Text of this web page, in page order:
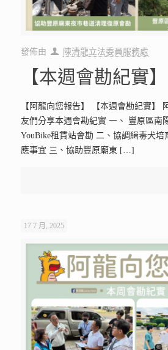
發佈由 陳清龍立法委員服務處
【本週會勘紀實】
【阿龍向您報告】 【本週會勘紀實】
友們分享本週會勘紀實 一、 豐原區南
YouBike租賃站會勘 二、協調緝毒犬培
應事宜 三、協助豐原廟東[…]
17 7 月, 2025